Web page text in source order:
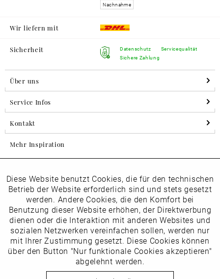
Nachnahme
Wir liefern mit
Sicherheit
Datenschutz
Sichere Zahlung
Servicequalität
Über uns
Service Infos
Kontakt
Mehr Inspiration
Folgen Sie uns auf Instagram
horsch_schuhe
Newsletter
Datenschutzbestimmungenhabe ich zur Kenntnis
Funktionale Aktiv
Marketing Inaktiv
Tracking Inaktiv
Inaktiv
Diese Website benutzt Cookies, die für den technischen
Betrieb der Website erforderlich sind und stets gesetzt
werden. Andere Cookies, die den Komfort bei
Benutzung dieser Website erhöhen, der Direktwerbung
dienen oder die Interaktion mit anderen Websites und
sozialen Netzwerken vereinfachen sollen, werden nur
mit Ihrer Zustimmung gesetzt. Diese Cookies können
über den Button "Nur funktionale Cookies akzeptieren"
abgelehnt werden.